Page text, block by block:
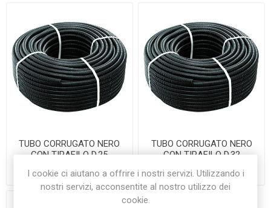
TUBO CORRUGATO NERO
CON TIRAFILO D.25
€0,56
TUBO CORRUGATO NERO
CON TIRAFILO D.32
€20,00
I cookie ci aiutano a offrire i nostri servizi. Utilizzando i
nostri servizi, acconsentite al nostro utilizzo dei
cookie.